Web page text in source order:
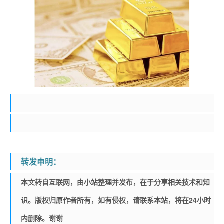
转发申明：
本文转自互联网，由小站整理并发布，在于分享相关技术和知
识。版权归原作者所有，如有侵权，请联系本站，将在24小时
内删除。谢谢